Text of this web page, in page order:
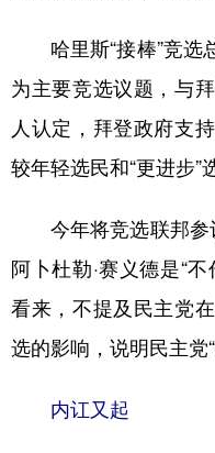
哈里斯“接棒”竞选
为主要竞选议题，与
人认定，拜登政府支
较年轻选民和“更进步”
今年将竞选联邦参议
阿卜杜勒·赛义德是“
看来，不提及民主党
选的影响，说明民主党
内讧又起